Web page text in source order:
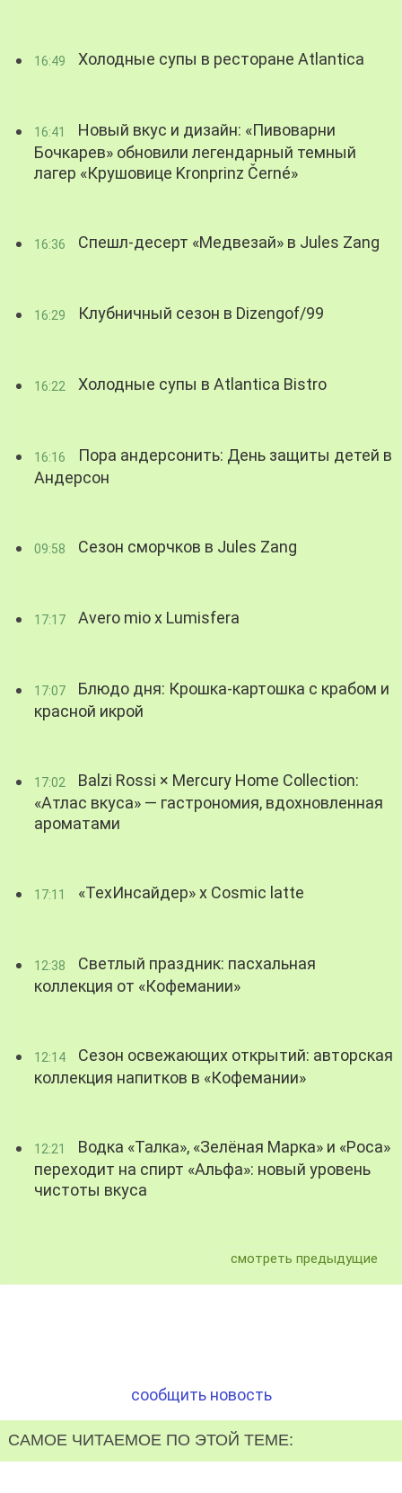
16:49 Холодные супы в ресторане Atlantica
16:41
Новый вкус и дизайн: «Пивоварни
Бочкарев» обновили легендарный темный
лагер «Крушовице Kronprinz Černé»
16:36 Спешл-десерт «Медвезай» в Jules Zang
16:29 Клубничный сезон в Dizengof/99
16:22 Холодные супы в Atlantica Bistro
16:16
Пора андерсонить: День защиты детей в
Андерсон
09:58 Сезон сморчков в Jules Zang
17:17 Avero mio x Lumisfera
17:07
Блюдо дня: Крошка-картошка с крабом и
красной икрой
17:02
Balzi Rossi × Mercury Home Collection:
«Атлас вкуса» — гастрономия, вдохновленная
ароматами
17:11 «ТехИнсайдер» х Cosmic latte
12:38
Светлый праздник: пасхальная
коллекция от «Кофемании»
12:14
Сезон освежающих открытий: авторская
коллекция напитков в «Кофемании»
12:21
Водка «Талка», «Зелёная Марка» и «Роса»
переходит на спирт «Альфа»: новый уровень
чистоты вкуса
смотреть предыдущие
сообщить новость
САМОЕ ЧИТАЕМОЕ ПО ЭТОЙ ТЕМЕ: